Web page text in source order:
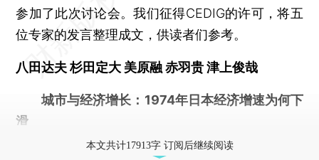
参加了此次讨论会。我们征得CEDIG的许可，将五
位专家的发言整理成文，供读者们参考。
八田达夫 杉田定大 美原融 赤羽贵 津上俊哉
城市与经济增长：1974年日本经济增速为何下
滑
本文共计17913字 订阅后继续阅读